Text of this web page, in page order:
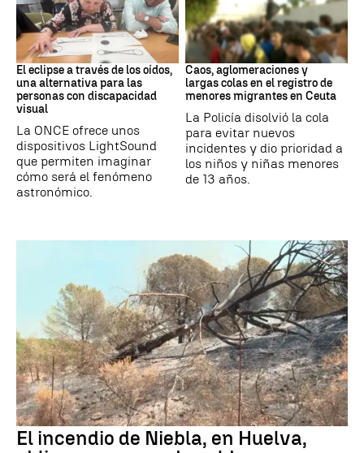
Eclipse solar
El eclipse a través de los oídos,
una alternativa para las
personas con discapacidad
visual
La ONCE ofrece unos
dispositivos LightSound
que permiten imaginar
cómo será el fenómeno
astronómico.
Ceuta
Caos, aglomeraciones y
largas colas en el registro de
menores migrantes en Ceuta
La Policía disolvió la cola
para evitar nuevos
incidentes y dio prioridad a
los niños y niñas menores
de 13 años.
El incendio de Niebla, en Huelva,